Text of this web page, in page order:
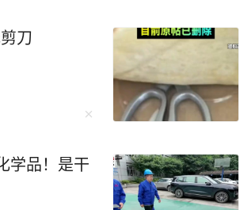
刀
学品！是干